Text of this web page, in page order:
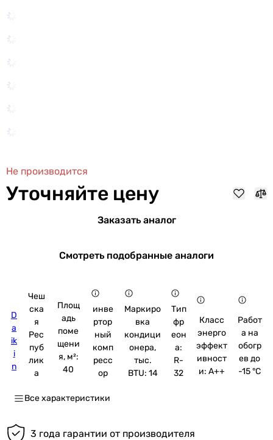
Не производится
Уточняйте цену
Заказать аналог
Смотреть подобранные аналоги
D
a
ik
i
n
Чеш
ска
я
Рес
пуб
лик
а
Площ
адь
поме
щени
я, м²:
40
инве
ртор
ный
комп
ресс
ор
Маркиро
вка
кондици
онера,
тыс.
BTU: 14
Тип
фр
еон
а:
R-
32
Класс
энерго
эффект
ивност
и: A++
Работ
а на
обогр
ев до
-15 °C
Все характеристики
3 года гарантии от производителя